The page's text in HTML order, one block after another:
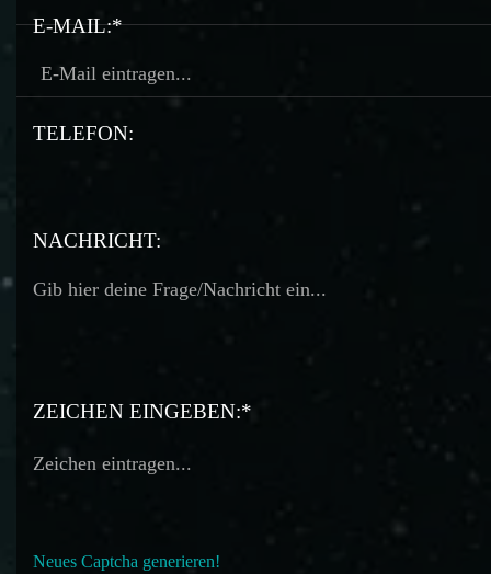
E-MAIL:*
TELEFON:
TELEFON:
NACHRICHT:
ZEICHEN EINGEBEN:*
Neues Captcha generieren!